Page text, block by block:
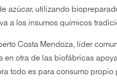
azúcar, utilizando
a los insumos químicos
Costa Mendoza, líder
en otra de las biofábricas
todo es para consumo